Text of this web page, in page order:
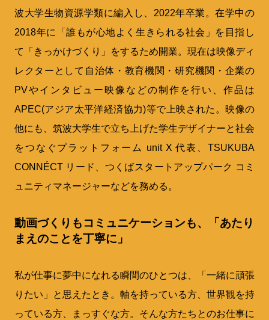
波大学生物資源学類に編入し、2022年卒業。在学中の
2018年に「誰もが心地よく生きられる社会」を目指し
て「きっかけづくり」をするため開業。現在は映像ディ
レクターとして自治体・教育機関・研究機関・企業の
PVやインタビュー映像などの制作を行い、作品は
APEC(アジア太平洋経済協力)等で上映された。映像の
他にも、筑波大学生で立ち上げた学生デザイナーと社会
をつなぐプラットフォーム unit X 代表、TSUKUBA
CONNÉCT リード、つくばスタートアップパーク コミ
ュニティマネージャーなどを務める。
動画づくりもコミュニケーションも、「あたり
まえのことを丁寧に」
私が仕事に夢中になれる瞬間のひとつは、「一緒に頑張
りたい」と思えたとき。軸を持っている方、世界観を持
っている方、まっすぐな方。そんな方たちとのお仕事に